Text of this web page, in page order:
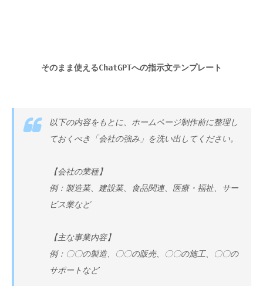
そのまま使えるChatGPTへの指示文テンプレート
以下の内容をもとに、ホームページ制作前に整理し
ておくべき「会社の強み」を洗い出してください。
【会社の業種】
例：製造業、建設業、食品関連、医療・福祉、サー
ビス業など
【主な事業内容】
例：〇〇の製造、〇〇の販売、〇〇の施工、〇〇の
サポートなど